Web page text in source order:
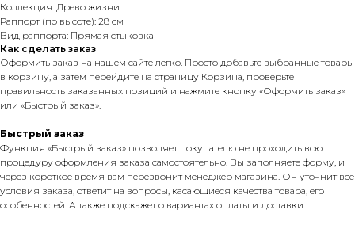
Коллекция: Древо жизни
Раппорт (по высоте): 28 см
Вид раппорта: Прямая стыковка
Как сделать заказ
Оформить заказ на нашем сайте легко. Просто добавьте выбранные товары
в корзину, а затем перейдите на страницу Корзина, проверьте
правильность заказанных позиций и нажмите кнопку «Оформить заказ»
или «Быстрый заказ».
Быстрый заказ
Функция «Быстрый заказ» позволяет покупателю не проходить всю
процедуру оформления заказа самостоятельно. Вы заполняете форму, и
через короткое время вам перезвонит менеджер магазина. Он уточнит все
условия заказа, ответит на вопросы, касающиеся качества товара, его
особенностей. А также подскажет о вариантах оплаты и доставки.